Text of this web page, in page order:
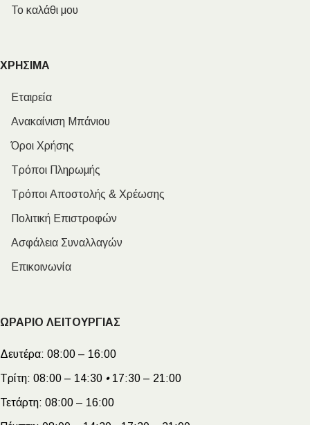
Το καλάθι μου
ΧΡΗΣΙΜΑ
Εταιρεία
Ανακαίνιση Μπάνιου
Όροι Χρήσης
Τρόποι Πληρωμής
Τρόποι Αποστολής & Χρέωσης
Πολιτική Επιστροφών
Ασφάλεια Συναλλαγών
Επικοινωνία
ΩΡΑΡΙΟ ΛΕΙΤΟΥΡΓΙΑΣ
Δευτέρα: 08:00 – 16:00
Τρίτη: 08:00 – 14:30 •17:30 – 21:00
Τετάρτη: 08:00 – 16:00